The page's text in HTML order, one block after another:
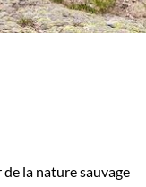
la nature sauvage